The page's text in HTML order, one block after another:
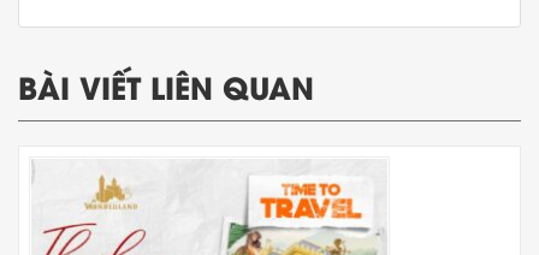
BÀI VIẾT LIÊN QUAN